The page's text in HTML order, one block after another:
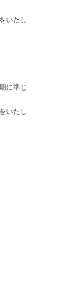
いたし
に準じ
いたし